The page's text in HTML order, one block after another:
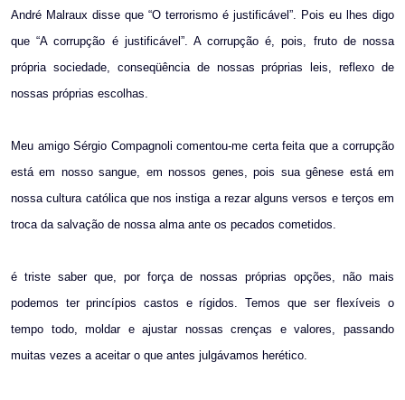
André Malraux disse que “O terrorismo é justificável”. Pois eu lhes digo
que “A corrupção é justificável”. A corrupção é, pois, fruto de nossa
própria sociedade, conseqüência de nossas próprias leis, reflexo de
nossas próprias escolhas.
Meu amigo Sérgio Compagnoli comentou-me certa feita que a corrupção
está em nosso sangue, em nossos genes, pois sua gênese está em
nossa cultura católica que nos instiga a rezar alguns versos e terços em
troca da salvação de nossa alma ante os pecados cometidos.
é triste saber que, por força de nossas próprias opções, não mais
podemos ter princípios castos e rígidos. Temos que ser flexíveis o
tempo todo, moldar e ajustar nossas crenças e valores, passando
muitas vezes a aceitar o que antes julgávamos herético.